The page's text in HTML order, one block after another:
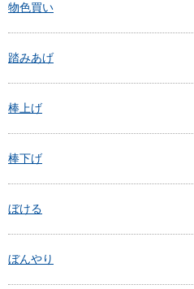
物色買い
踏みあげ
棒上げ
棒下げ
ぼける
ぼんやり